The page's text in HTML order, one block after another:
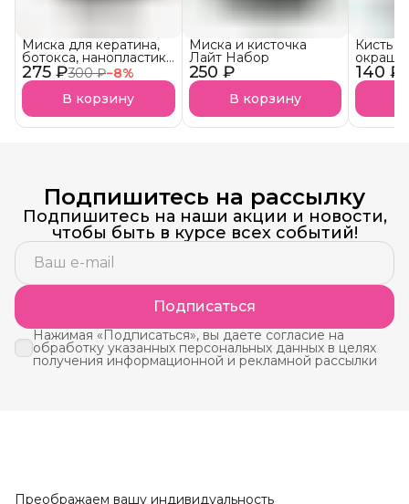
275 ₽300 ₽−8%
Миска для кератина,
ботокса, нанопластики
и краски с ручками
В корзину
250 ₽
Миска и кисточка
Лайт Набор
В корзину
140 ₽
Кисть
Подпишитесь на рассылку
Подпишитесь на наши акции и новости,
чтобы быть в курсе всех событий!
Подписаться
Нажимая «Подписаться», вы даете согласие на
обработку указанных персональных данных в целях
получения информационной и рекламной рассылки
Преображаем вашу индивидуальность